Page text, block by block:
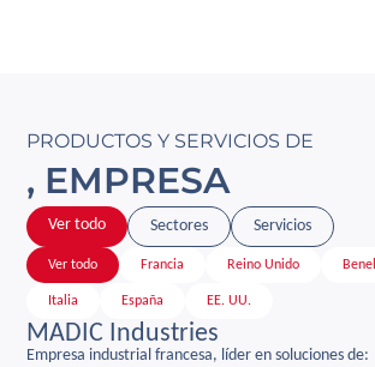
PRODUCTOS Y SERVICIOS DE
, EMPRESA
Ver todo Sectores Servicios
Ver todo Francia Reino Unido
Italia España EE. UU.
MADIC Industries
Empresa industrial francesa, líder en soluciones de: